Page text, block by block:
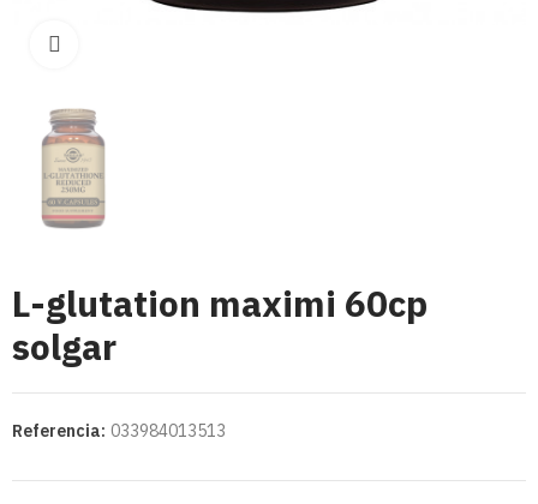
L-glutation maximi 60cp
solgar
Referencia: 033984013513